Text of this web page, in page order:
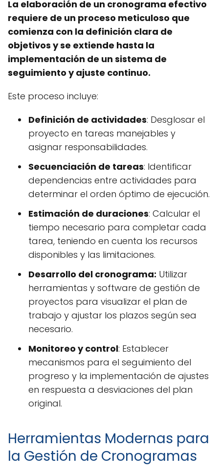
La elaboración de un cronograma efectivo
requiere de un proceso meticuloso que
comienza con la definición clara de
objetivos y se extiende hasta la
implementación de un sistema de
seguimiento y ajuste continuo.
Este proceso incluye:
Definición de actividades: Desglosar el
proyecto en tareas manejables y
asignar responsabilidades.
Secuenciación de tareas: Identificar
dependencias entre actividades para
determinar el orden óptimo de ejecución.
Estimación de duraciones: Calcular el
tiempo necesario para completar cada
tarea, teniendo en cuenta los recursos
disponibles y las limitaciones.
Desarrollo del cronograma: Utilizar
herramientas y software de gestión de
proyectos para visualizar el plan de
trabajo y ajustar los plazos según sea
necesario.
Monitoreo y control: Establecer
mecanismos para el seguimiento del
progreso y la implementación de ajustes
en respuesta a desviaciones del plan
original.
Herramientas Modernas para
la Gestión de Cronogramas